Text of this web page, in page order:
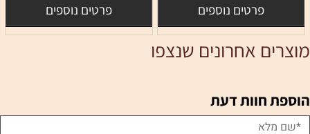
פרטים נוספים פרטים נוספים
אחרונים שנצפו
חוות דעת